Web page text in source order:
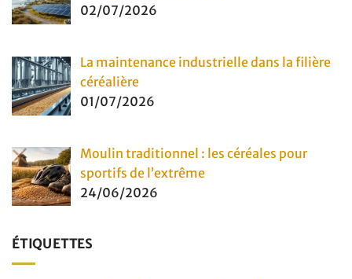
02/07/2026
La maintenance industrielle dans la filière
céréalière
01/07/2026
Moulin traditionnel : les céréales pour
sportifs de l’extrême
24/06/2026
ÉTIQUETTES